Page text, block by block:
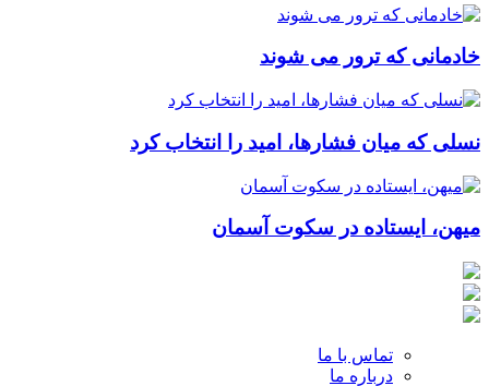
خادمانی که ترور می شوند
نسلی که میان فشارها، امید را انتخاب کرد
میهن، ایستاده در سکوت آسمان
تماس با ما
درباره ما